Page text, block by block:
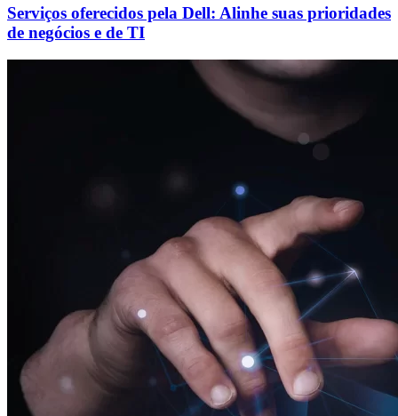
Serviços oferecidos pela Dell: Alinhe suas prioridades
de negócios e de TI